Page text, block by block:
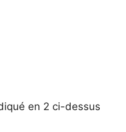
en 2 ci-dessus